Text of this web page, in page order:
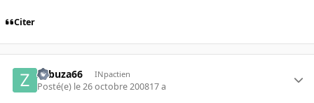
Citer
Zabuza66 INpactien
Posté(e) le 26 octobre 200817 a